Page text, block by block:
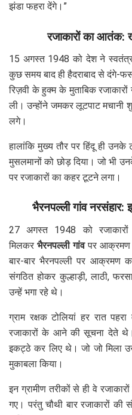
झंडा फहरा देंगे।”
रजाकारों का आतंक:
15 अगस्त 1948 को देश ने
कुछ समय बाद ही हैदराबाद से दंगे-
रिज़वी के हुक्म के मुताबिक
ली। उन्होंने जमकर लूटपाट मचानी
लगे।
हालांकि मुख्य तौर पर हिंदू ही उनके
मुसलमानों को छोड़ दिया। जो भी
पर रजाकारों का कहर टूटने लगा।
भैरनपल्ली गांव नरसंहार:
27 अगस्त 1948 को
मिलकरभैरनपल्ली गांवपर आक्रमण
बार-बार भैरनपल्ली पर आक्रमण
संगठित होकर कुल्हाड़ी, लाठी,
उन्हें भगा रहे थे।
ग्राम रक्षक टोलियां हर रात
रजाकारों के आने की सूचना देते
इकट्ठे कर लिए थे। जो जो मिला
मुकाबला किया।
इन ग्रामीण तरीकों से ही वे
गए। परंतु चौथी बार रजाकारों की